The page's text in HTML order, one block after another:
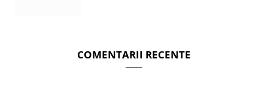
COMENTARII RECENTE